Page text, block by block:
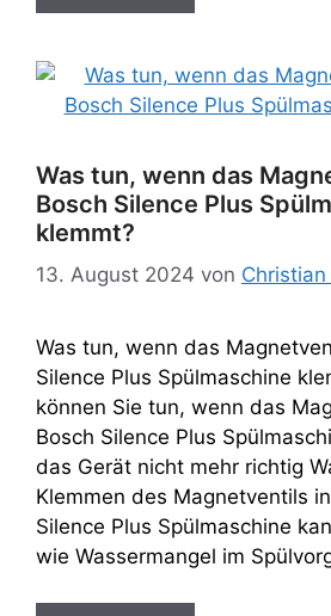
Was tun, wenn das
Bosch Silence Plus
klemmt?
13. August 2024 von
Was tun, wenn das
Silence Plus Spülmaschine
können Sie tun, wenn das
Bosch Silence Plus
das Gerät nicht mehr richtig
Klemmen des Magnetventils
Silence Plus Spülmaschine
wie Wassermangel im